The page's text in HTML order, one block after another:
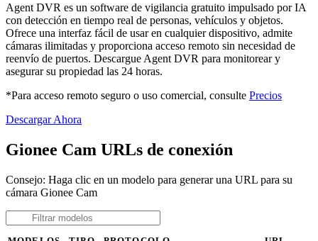
Agent DVR es un software de vigilancia gratuito impulsado por IA
con detección en tiempo real de personas, vehículos y objetos.
Ofrece una interfaz fácil de usar en cualquier dispositivo, admite
cámaras ilimitadas y proporciona acceso remoto sin necesidad de
reenvío de puertos. Descargue Agent DVR para monitorear y
asegurar su propiedad las 24 horas.
*Para acceso remoto seguro o uso comercial, consulte Precios
Descargar Ahora
Gionee Cam URLs de conexión
Consejo: Haga clic en un modelo para generar una URL para su
cámara Gionee Cam